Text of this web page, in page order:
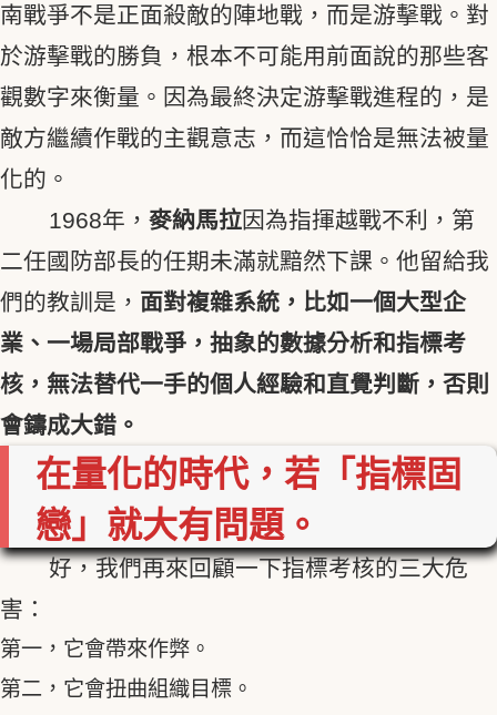
南戰爭不是正面殺敵的陣地戰，而是游擊戰。對
於游擊戰的勝負，根本不可能用前面說的那些客
觀數字來衡量。因為最終決定游擊戰進程的，是
敵方繼續作戰的主觀意志，而這恰恰是無法被量
化的。
1968年， 麥納馬拉因為指揮越戰不利，第
二任國防部長的任期未滿就黯然下課。他留給我
們的教訓是， 面對複雜系統，比如一個大型企
業、一場局部戰爭，抽象的數據分析和指標考
核，無法替代一手的個人經驗和直覺判斷，否則
會鑄成大錯。
在量化的時代，若「指標固
戀」就大有問題。
好，我們再來回顧一下指標考核的三大危
害：
第一，它會帶來作弊。
第二，它會扭曲組織目標。